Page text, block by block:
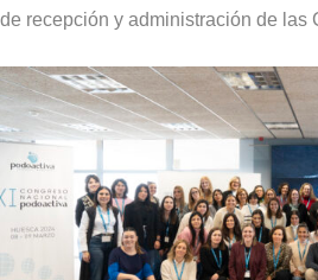
de recepción y administración de las